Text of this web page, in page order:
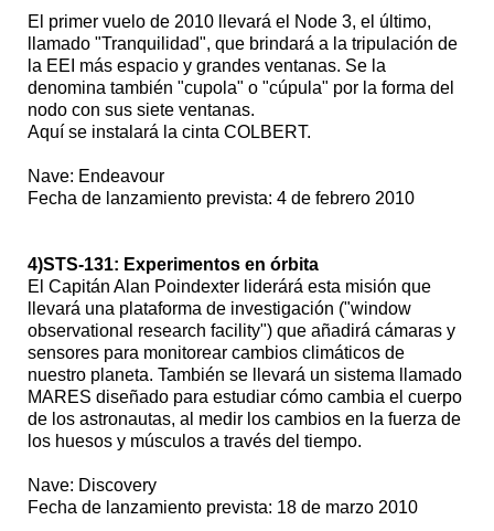
El primer vuelo de 2010 llevará el Node 3, el último,
llamado "Tranquilidad", que brindará a la tripulación de
la EEI más espacio y grandes ventanas. Se la
denomina también "cupola" o "cúpula" por la forma del
nodo con sus siete ventanas.
Aquí se instalará la cinta COLBERT.
Nave: Endeavour
Fecha de lanzamiento prevista: 4 de febrero 2010
4)STS-131: Experimentos en órbita
El Capitán Alan Poindexter liderárá esta misión que
llevará una plataforma de investigación ("window
observational research facility") que añadirá cámaras y
sensores para monitorear cambios climáticos de
nuestro planeta. También se llevará un sistema llamado
MARES diseñado para estudiar cómo cambia el cuerpo
de los astronautas, al medir los cambios en la fuerza de
los huesos y músculos a través del tiempo.
Nave: Discovery
Fecha de lanzamiento prevista: 18 de marzo 2010